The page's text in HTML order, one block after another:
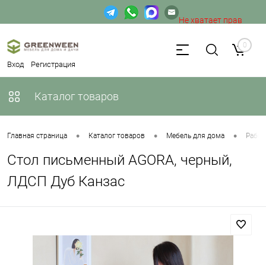
Вход Регистрация
Не хватает прав
доступа к веб-форме. 0
Каталог товаров
Главная страница • Каталог товаров • Мебель для дома •
Стол письменный AGORA, черный,
ЛДСП Дуб Канзас